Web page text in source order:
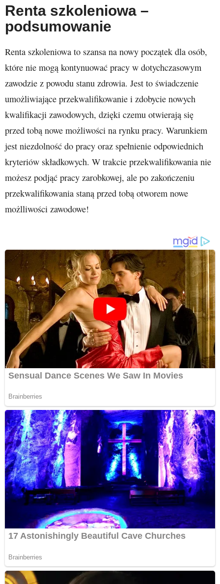
Renta szkoleniowa –
podsumowanie
Renta szkoleniowa to szansa na nowy początek dla osób,
które nie mogą kontynuować pracy w dotychczasowym
zawodzie z powodu stanu zdrowia. Jest to świadczenie
umożliwiające przekwalifikowanie i zdobycie nowych
kwalifikacji zawodowych, dzięki czemu otwierają się
przed tobą nowe możliwości na rynku pracy. Warunkiem
jest niezdolność do pracy oraz spełnienie odpowiednich
kryteriów składkowych. W trakcie przekwalifikowania nie
możesz podjąć pracy zarobkowej, ale po zakończeniu
przekwalifikowania staną przed tobą otworem nowe
możlliwości zawodowe!